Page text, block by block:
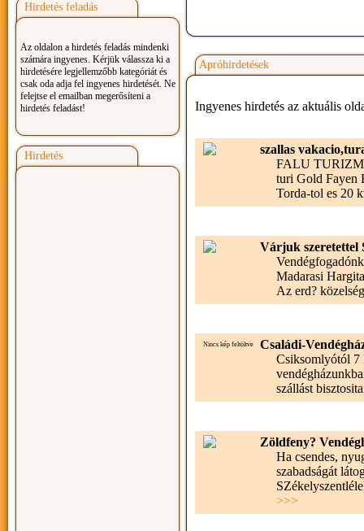
Hirdetés feladás
Az oldalon a hirdetés feladás mindenki
számára ingyenes. Kérjük válassza ki a
hirdetésére legjellemzőbb kategóriát és
csak oda adja fel ingyenes hirdetését. Ne
felejtse el emailban megerősíteni a
hirdetés feladást!
Hirdetés
Apróhirdetések
Ingyenes hirdetés az aktuális
szallas
FALU
turi Gold Fayen
Torda-tol es 20
Várjuk szeretettel
Madarasi
Az erd?
Családi-
Nincs kép feltöltve
Csiksomlyótól 7
szállást
Zöldfeny?
Ha csendes,
szabadságát
>>>